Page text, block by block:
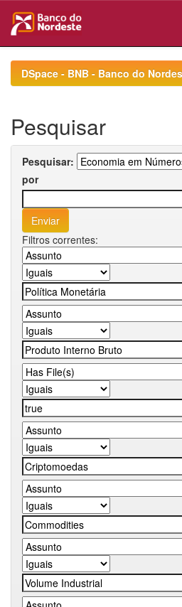
navigationDSpace - BNB - Banco do
Pesquisar
Pesquisar:
por
Filtros correntes: